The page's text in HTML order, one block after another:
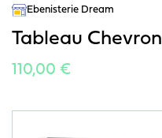
Ebenisterie Dream
Tableau Chevron
110,00 €